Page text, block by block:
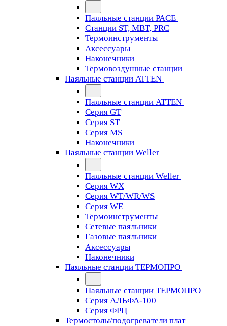
Паяльные станции PACE
Станции ST, MBT, PRC
Термоинструменты
Аксессуары
Наконечники
Термовоздушные станции
Паяльные станции ATTEN
Паяльные станции ATTEN
Серия GT
Серия ST
Серия MS
Наконечники
Паяльные станции Weller
Паяльные станции Weller
Серия WX
Серия WT/WR/WS
Серия WE
Термоинструменты
Сетевые паяльники
Газовые паяльники
Аксессуары
Наконечники
Паяльные станции ТЕРМОПРО
Паяльные станции ТЕРМОПРО
Серия АЛЬФА-100
Серия ФРЦ
Термостолы/подогреватели плат